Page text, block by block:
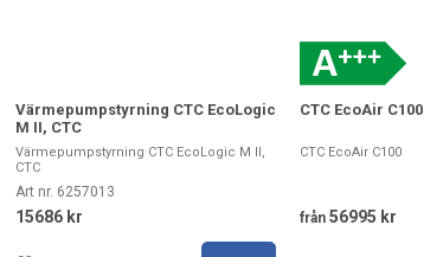
Värmepumpstyrning CTC EcoLogic
M II, CTC
Värmepumpstyrning CTC EcoLogic M II,
CTC
Art nr. 6257013
15686 kr
CTC EcoAir C100
CTC EcoAir C100
från 56995 kr